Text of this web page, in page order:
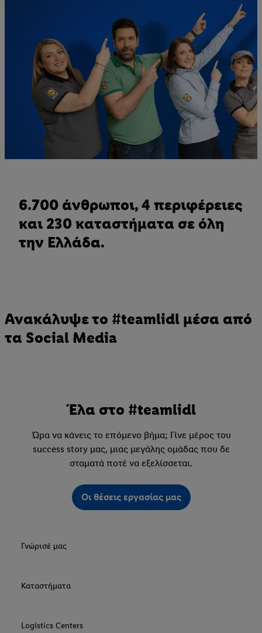
6.700 άνθρωποι, 4 περιφέρειες
και 230 καταστήματα σε όλη
την Ελλάδα.
Ανακάλυψε το #teamlidl μέσα από
τα Social Media
Έλα στο #teamlidl
Ώρα να κάνεις το επόμενο βήμα; Γίνε μέρος του
success story μας, μιας μεγάλης ομάδας που δε
σταματά ποτέ να εξελίσσεται.
Οι θέσεις εργασίας μας
Γνώρισέ μας
Καταστήματα
Logistics Centers